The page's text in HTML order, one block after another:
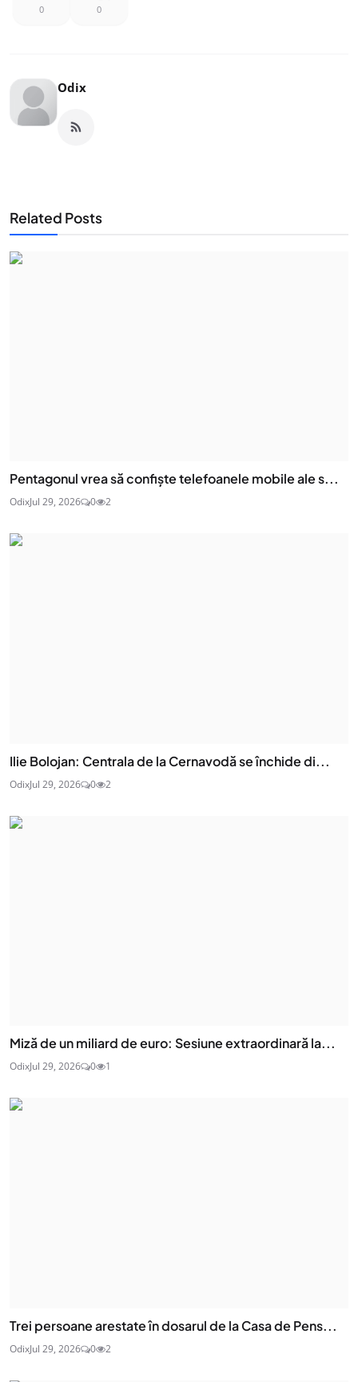
0 0
Odix
Related Posts
Pentagonul vrea să confiște telefoanele mobile ale s...
OdixJul 29, 2026 0 2
Ilie Bolojan: Centrala de la Cernavodă se închide di...
OdixJul 29, 2026 0 2
Miză de un miliard de euro: Sesiune extraordinară la...
OdixJul 29, 2026 0 1
Trei persoane arestate în dosarul de la Casa de Pens...
OdixJul 29, 2026 0 2